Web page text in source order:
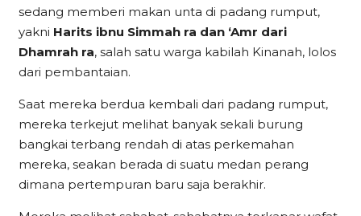
sedang memberi makan unta di padang rumput,
yakni Harits ibnu Simmah ra dan ‘Amr dari
Dhamrah ra, salah satu warga kabilah Kinanah, lolos
dari pembantaian.
Saat mereka berdua kembali dari padang rumput,
mereka terkejut melihat banyak sekali burung
bangkai terbang rendah di atas perkemahan
mereka, seakan berada di suatu medan perang
dimana pertempuran baru saja berakhir.